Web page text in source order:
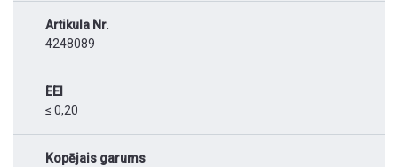
Artikula Nr.
4248089
EEI
≤ 0,20
Kopējais garums